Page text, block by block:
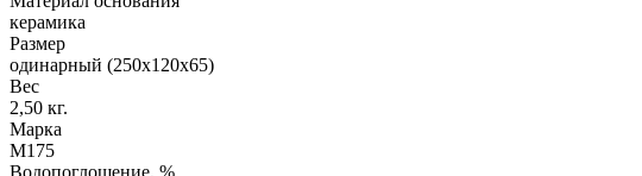
керамика
Размер
одинарный (250х120х65)
Вес
2,50 кг.
Марка
М175